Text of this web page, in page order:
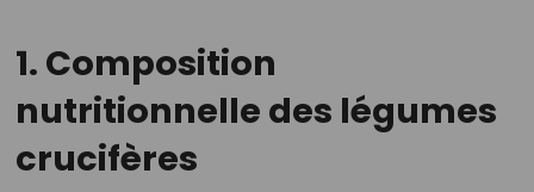
1. Composition
nutritionnelle des légumes
crucifères